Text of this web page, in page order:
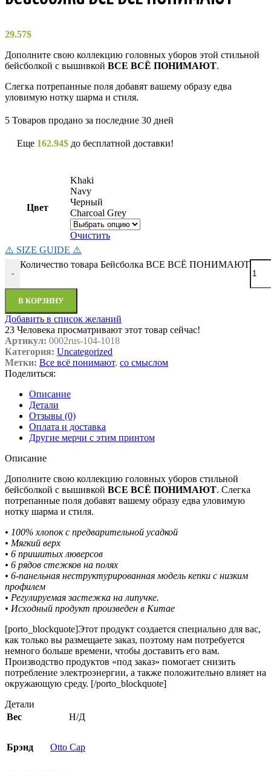
29.57$
Дополните свою коллекцию головных уборов этой стильной
бейсболкой с вышивкой ВСЕ ВСЁ ПОНИМАЮТ.
Слегка потрепанные поля добавят вашему образу едва
уловимую нотку шарма и стиля.
5 Товаров продано за последние 30 дней
Еще 162.94$ до бесплатной доставки!
Цвет
Khaki
Navy
Черный
Charcoal Grey
Очистить
⚠️ SIZE GUIDE ⚠️
-
Количество товара Бейсболка ВСЕ ВСЁ ПОНИМАЮТ
В КОРЗИНУ
Добавить в список желаний
23 Человека просматривают этот товар сейчас!
Артикул: 0002rus-104-1018
Категория: Uncategorized
Метки: Все всё понимают, со смыслом
Поделиться:
Описание
Детали
Отзывы (0)
Оплата и доставка
Другие мерчи с этим принтом
Описание
Дополните свою коллекцию головных уборов стильной
бейсболкой с вышивкой ВСЕ ВСЁ ПОНИМАЮТ. Слегка
потрепанные поля добавят вашему образу едва уловимую
нотку шарма и стиля.
• 100% хлопок с предварительной усадкой
• Мягкий верх
• 6 пришитых люверсов
• 6 рядов стежков на полях
• 6-панельная неструктурированная модель кепки с низким
профилем
• Регулируемая застежка на липучке.
• Исходный продукт произведен в Китае
[porto_blockquote]Этот продукт создается специально для вас,
как только вы размещаете заказ, поэтому нам потребуется
немного больше времени, чтобы доставить его вам.
Производство продуктов «под заказ» помогает снизить
потребление электроэнергии, а также положительно влияет на
окружающую среду. [/porto_blockquote]
Детали
Вес
Н/Д
Брэнд Otto Cap